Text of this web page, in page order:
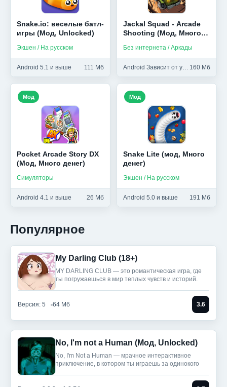
Snake.io: веселые батл-
игры (Мод, Unlocked)
Экшен / На русском
Android 5.1 и выше 111 Мб
Jackal Squad - Arcade
Shooting (Мод, Много
Без интернета / Аркады
Android Зависит от устройства и выше 160 Мб
Pocket Arcade Story DX
(Мод, Много денег)
Симуляторы
Android 4.1 и выше 26 Мб
Мод
Snake Lite (мод, Много
денег)
Экшен / На русском
Android 5.0 и выше 191 Мб
Мод
Популярное
My Darling Club (18+)
MY DARLING CLUB — это романтическая игра, где
ты погружаешься в мир теплых чувств и историй.
Версия: 5 64 Мб 3.6
No, I'm not a Human (Мод, Unlocked)
No, I'm Not a Human — мрачное интерактивное
приключение, в котором ты играешь за одинокого